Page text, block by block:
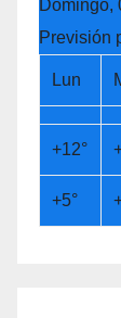
Domingo,
Previsión
Lun
+12°
+5°